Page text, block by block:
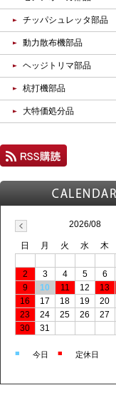
チッパシュレッタ部品
動力散布機部品
ヘッジトリマ部品
杭打機部品
大特価処分品
2026/08
日 月 火 水 木
2
3 4 5 6
9
10 11 12 13
16
17 18 19 20
23
24 25 26 27
30
31
■ 今日 ■ 定休日